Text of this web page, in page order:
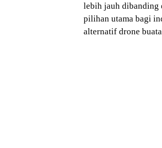
lebih jauh dibanding
pilihan utama bagi
alternatif drone